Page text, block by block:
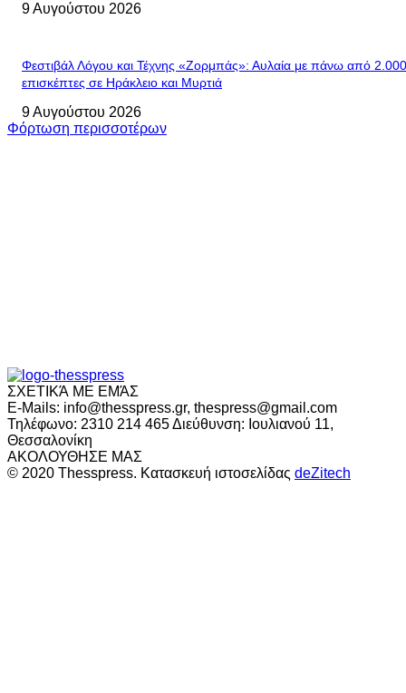
9 Αυγούστου 2026
Φεστιβάλ Λόγου και Τέχνης «Ζορμπάς»: Αυλαία με πάνω από 2.000
επισκέπτες σε Ηράκλειο και Μυρτιά
9 Αυγούστου 2026
Φόρτωση περισσοτέρων
ΣΧΕΤΙΚΆ ΜΕ ΕΜΆΣ
E-Mails: info@thesspress.gr, thespress@gmail.com
Τηλέφωνο: 2310 214 465 Διεύθυνση: Ιουλιανού 11,
Θεσσαλονίκη
ΑΚΟΛΟΥΘΗΣΕ ΜΑΣ
© 2020 Thesspress. Κατασκευή ιστοσελίδας deZitech